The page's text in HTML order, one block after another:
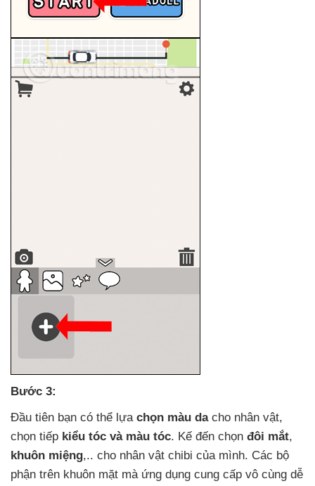
Bước 3:
Đầu tiên bạn có thể lựa chọn màu dacho nhân vật,
chọn tiếp kiểu tóc và màu tóc. Kế đến chọn đôi mắt,
khuôn miệng,.. cho nhân vật chibi của mình. Các bộ
phận trên khuôn mặt mà ứng dụng cung cấp vô cùng dễ